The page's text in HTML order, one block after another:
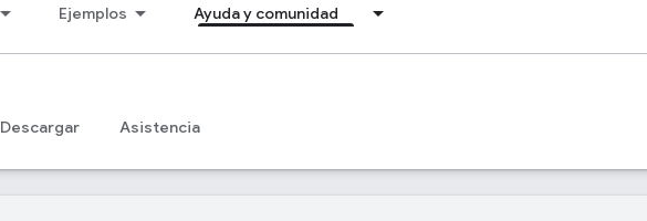
Ejemplos Ayuda y comunidad
Descargar Asistencia